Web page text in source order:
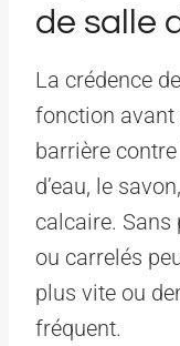
de salle
La crédence
fonction avant
barrière
d’eau, le
calcaire. Sans
ou carrelés
plus vite ou
fréquent.